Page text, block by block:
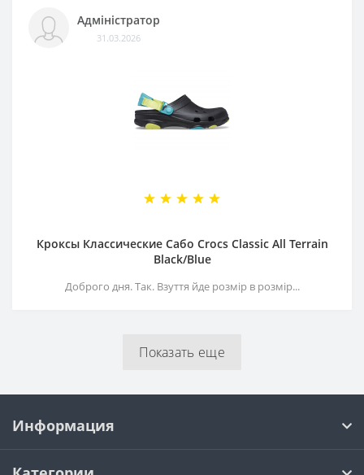
Адміністратор
31.03.2026
Кроксы Классические Сабо Crocs Classiс All Terrain
Black/Blue
Доброго дня. Так. Взуття йде розмір в розмір...
Показать еще
Информация